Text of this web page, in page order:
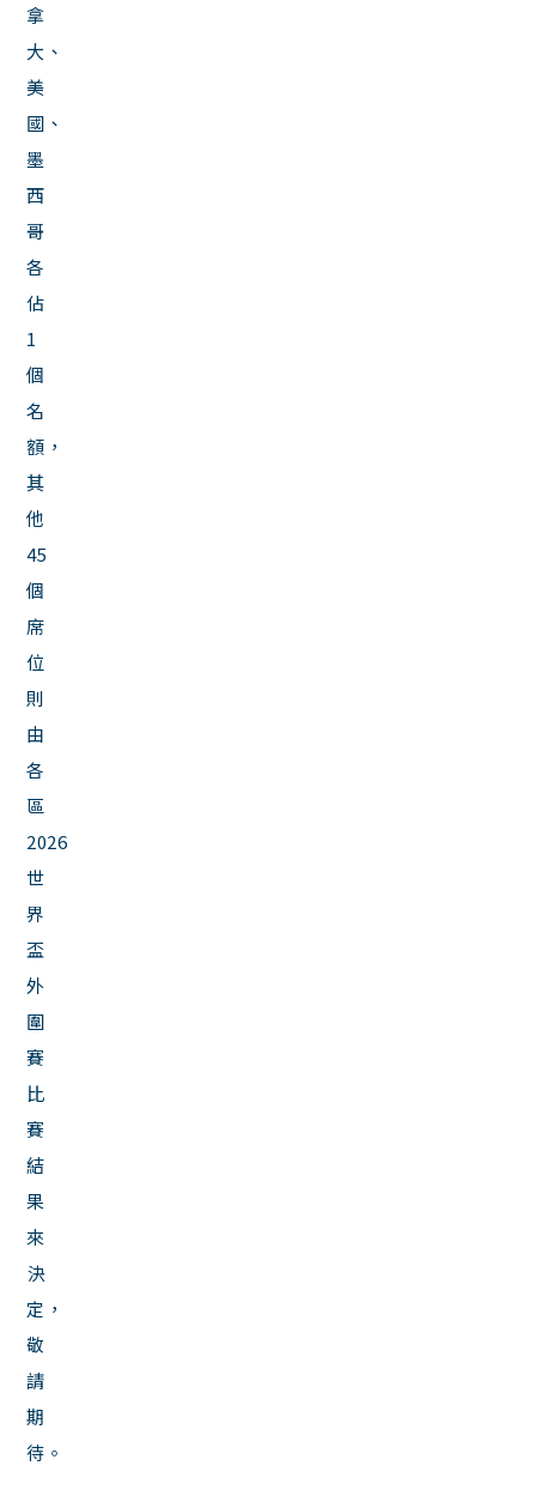
拿
大、
美
國、
墨
西
哥
各
佔
1
個
名
額，
其
他
45
個
席
位
則
由
各
區
2026
世
界
盃
外
圍
賽
比
賽
結
果
來
決
定，
敬
請
期
待。